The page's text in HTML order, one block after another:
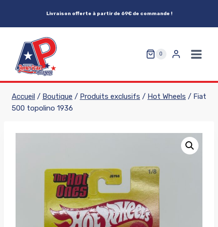
Livraison offerte à partir de 69€ de commande !
0
Accueil / Boutique / Produits exclusifs / Hot Wheels / Fiat
500 topolino 1936